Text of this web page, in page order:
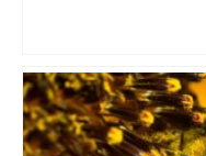
Le renouveau du
de Toulouse – Le